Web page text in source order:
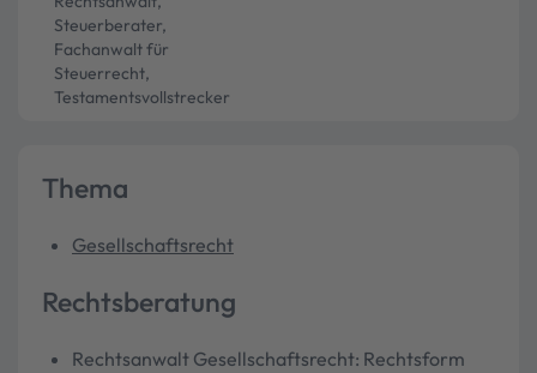
Steuerberater,
Fachanwalt für
Steuerrecht,
Testamentsvollstrecker
Thema
Gesellschaftsrecht
Rechtsberatung
Rechtsanwalt Gesellschaftsrecht: Rechtsform